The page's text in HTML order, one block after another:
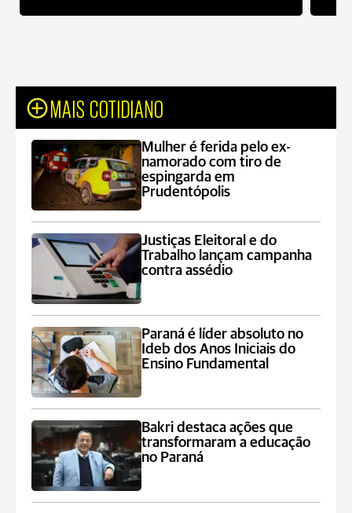
MAIS COTIDIANO
Mulher é ferida pelo ex-
namorado com tiro de
espingarda em
Prudentópolis
Justiças Eleitoral e do
Trabalho lançam campanha
contra assédio
Paraná é líder absoluto no
Ideb dos Anos Iniciais do
Ensino Fundamental
Bakri destaca ações que
transformaram a educação
no Paraná